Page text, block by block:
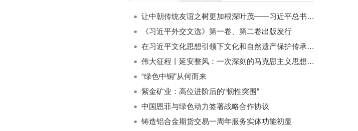
让中朝传统友谊之树更加根深叶茂——习近平总书记对朝鲜进行国事访问纪实
《习近平外交文选》第一卷、第二卷出版发行
在习近平文化思想引领下文化和自然遗产保护传承利用工作开创新局面
伟大征程丨延安整风：一次深刻的马克思主义思想教育运动
“绿色中铜”从何而来
紫金矿业：高位进阶后的“韧性突围”
中国恩菲与绿色动力签署战略合作协议
铸造铝合金期货交易一周年服务实体功能初显